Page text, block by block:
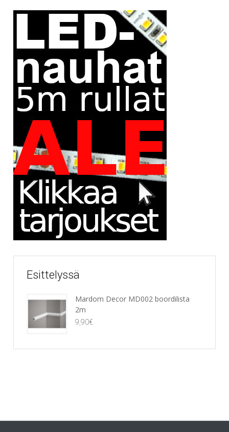
44,90€
muunnelma.
valinnat
tuotteen
sivulla.
Esittelyssä
Mardom Decor MD002 boordilista
2m
9,90€